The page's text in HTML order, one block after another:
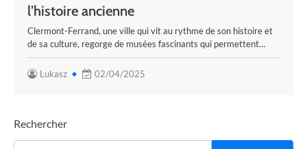
l’histoire ancienne
Clermont-Ferrand, une ville qui vit au rythme de son histoire et
de sa culture, regorge de musées fascinants qui permettent…
Lukasz 02/04/2025
Rechercher